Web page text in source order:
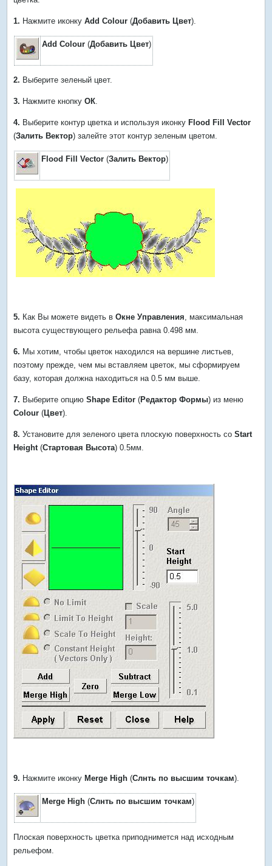
1. Нажмите иконкуAdd Colour (Добавить Цвет).
Add Colour (Добавить Цвет)
2. Выберите зеленый цвет.
3. Нажмите кнопкуОК
4. Выберите контур цветка и используя иконкуFlood Fill Vector
(Залить Вектор) залейте этот контур зеленым цветом.
Flood Fill Vector (Залить Вектор)
5. Как Вы можете видеть вОкне Управления , максимальная
высота существующего рельефа равна 0.498 мм.
6. Мы хотим, чтобы цветок находился на вершине листьев,
поэтому прежде, чем мы вставляем цветок, мы сформируем
базу, которая должна находиться на 0.5 мм выше.
7. Выберите опциюShape Editor (Редактор Формы) из меню
Colour (Цвет).
8. Установите для зеленого цвета плоскую поверхность соStart
Height (Стартовая Высота) 0.5мм.
9. Нажмите иконкуMerge High (Слнть по высшим точкам).
Merge High (Слнть по высшим точкам)
Плоская поверхность цветка приподнимется над исходным
рельефом.